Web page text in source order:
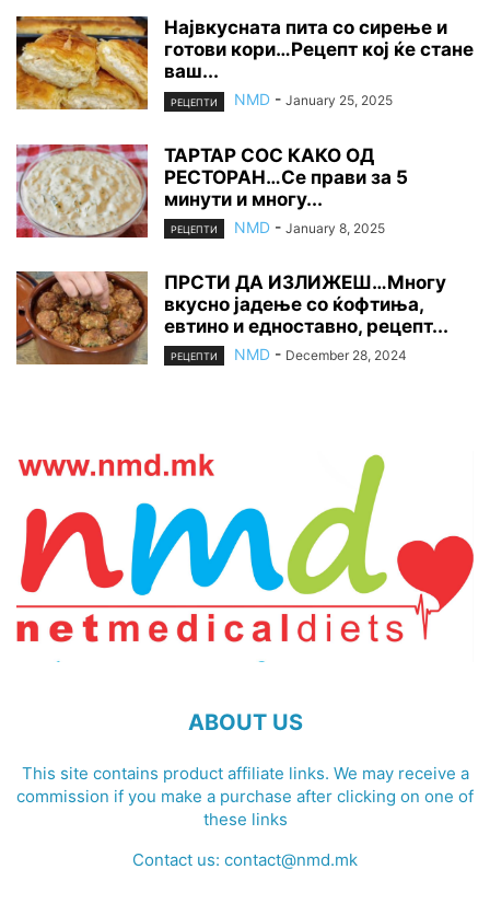
Највкусната пита со сирење и
готови кори…Рецепт кој ќе стане
ваш...
РЕЦЕПТИ NMD - January 25, 2025
ТАРТАР СОС КАКО ОД
РЕСТОРАН…Се прави за 5
минути и многу...
РЕЦЕПТИ NMD - January 8, 2025
ПРСТИ ДА ИЗЛИЖЕШ…Многу
вкусно јадење со ќофтиња,
евтино и едноставно, рецепт...
РЕЦЕПТИ NMD - December 28, 2024
ABOUT US
This site contains product affiliate links. We may receive a
commission if you make a purchase after clicking on one of
these links
Contact us: contact@nmd.mk